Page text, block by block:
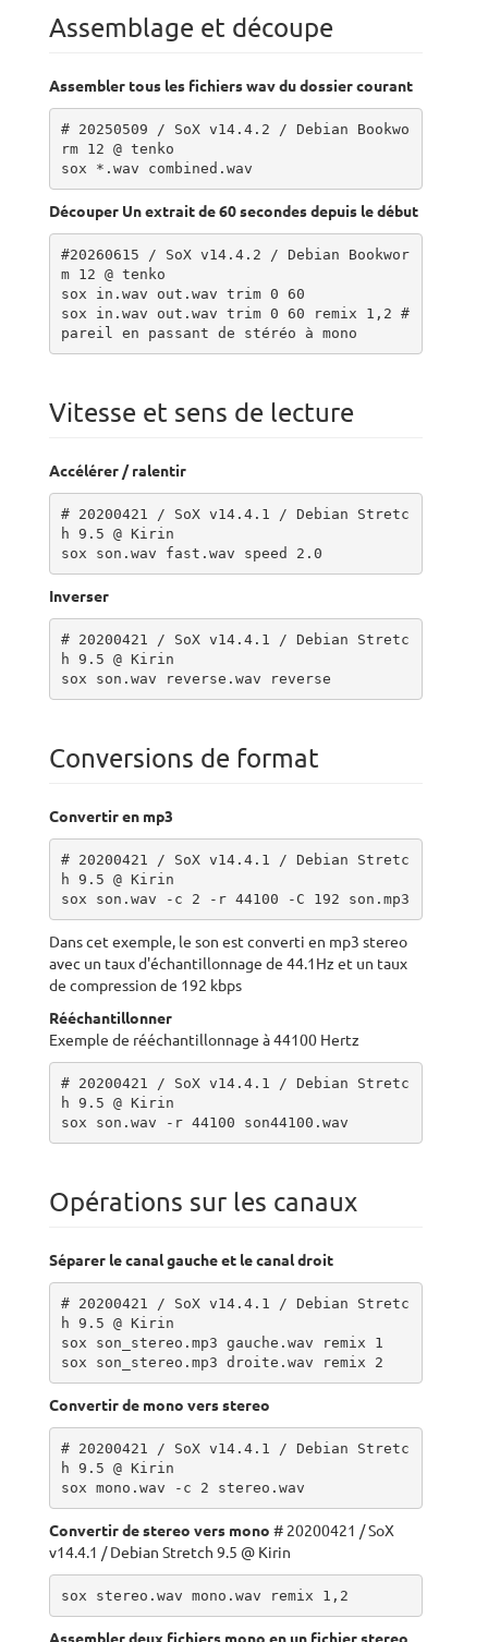
Assemblage et découpe
Assembler tous les fichiers wav du dossier courant
# 20250509 / SoX v14.4.2 / Debian Bookwo
rm 12 @ tenko
sox *.wav combined.wav
Découper Un extrait de 60 secondes depuis le début
#20260615 / SoX v14.4.2 / Debian Bookwor
m 12 @ tenko
sox in.wav out.wav trim 0 60
sox in.wav out.wav trim 0 60 remix 1,2 #
pareil en passant de stéréo à mono
Vitesse et sens de lecture
Accélérer / ralentir
# 20200421 / SoX v14.4.1 / Debian Stretc
h 9.5 @ Kirin
sox son.wav fast.wav speed 2.0
Inverser
# 20200421 / SoX v14.4.1 / Debian Stretc
h 9.5 @ Kirin
sox son.wav reverse.wav reverse
Conversions de format
Convertir en mp3
# 20200421 / SoX v14.4.1 / Debian Stretc
h 9.5 @ Kirin
Dans cet exemple, le son est converti en mp3 stereo
avec un taux d'échantillonnage de 44.1Hz et un taux
de compression de 192 kbps
Rééchantillonner
Exemple de rééchantillonnage à 44100 Hertz
# 20200421 / SoX v14.4.1 / Debian Stretc
h 9.5 @ Kirin
sox son.wav -r 44100 son44100.wav
Opérations sur les canaux
Séparer le canal gauche et le canal droit
# 20200421 / SoX v14.4.1 / Debian Stretc
h 9.5 @ Kirin
sox son_stereo.mp3 gauche.wav remix 1
sox son_stereo.mp3 droite.wav remix 2
Convertir de mono vers stereo
# 20200421 / SoX v14.4.1 / Debian Stretc
h 9.5 @ Kirin
sox mono.wav -c 2 stereo.wav
Convertir de stereo vers mono # 20200421 / SoX
v14.4.1 / Debian Stretch 9.5 @ Kirin
sox stereo.wav mono.wav remix 1,2